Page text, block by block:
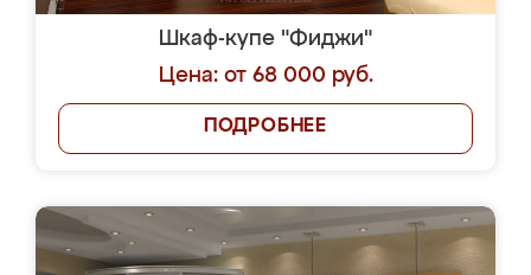
Шкаф-купе "Фиджи"
Цена: от 68 000 руб.
ПОДРОБНЕЕ